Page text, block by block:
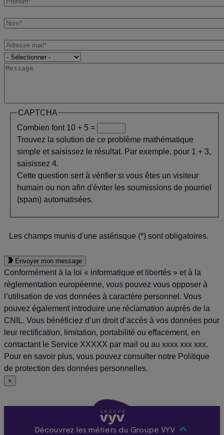
CAPTCHA
Combien font 10 + 5 =
Trouvez la solution de ce problème mathématique
simple et saisissez le résultat. Par exemple, pour 1 + 3,
saisissez 4.
Cette question sert à vérifier si vous êtes un visiteur
humain ou non afin d'éviter les soumissions de pourriel
(spam) automatisées.
Les champs munis d'une astérisque (*) sont obligatoires.
Envoyer mon message
Conformément à la loi « informatique et libertés » et à la
règlementation européenne, vous pouvez vous opposer à
l’utilisation de vos données à caractère personnel. Vous
pouvez également introduire une réclamation auprès de la
CNIL. Vous bénéficiez d’un droit d’accès à vos données pour
leur rectification, limitation, portabilité ou effacement, en
contactant le Service XXXXX par mail ou au xxxx xxx xxx.
Pour en savoir plus, vous pouvez consulter notre Politique
de protection des données personnelles.
×
Découvrez les métiers du Groupe VYV